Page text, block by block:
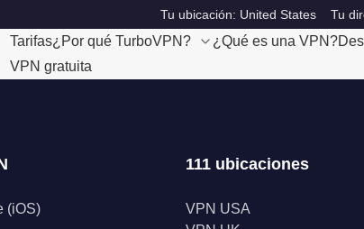
Tu ubicación: United States Tu
Tarifas¿Por qué TurboVPN? ¿Qué es una VPN?
VPN gratuita
(iOS)
111 ubicaciones
VPN USA